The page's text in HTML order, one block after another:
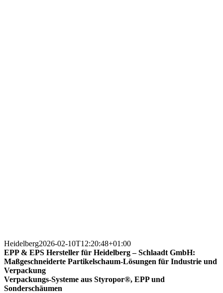
Heidelberg2026-02-10T12:20:48+01:00
EPP & EPS Hersteller für Heidelberg – Schlaadt GmbH:
Maßgeschneiderte Partikelschaum-Lösungen für Industrie und
Verpackung
Verpackungs-Systeme aus Styropor®, EPP und
Sonderschäumen